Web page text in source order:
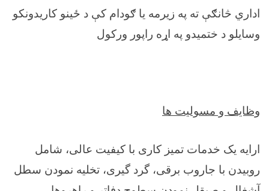
اداري څانګې ته په زیرمه یا ګودام کې د ځینو کاریدونکو
وسایلو د ختمیدو په اړه راپور ورکول
وظایف و مسولیت ها
ارایه یک خدمات تمیز کاری با کیفیت عالی، شامل
روبیدن با جاروب برقی، گرد گیری، تخلیه نمودن سطل